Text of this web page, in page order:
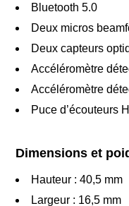
Bluetooth 5.0
Deux micros
Deux capteurs
Accéléromètre
Accéléromètre
Puce d’écouteurs
Dimensions et
Hauteur : 40,5 mm
Largeur : 16,5 mm